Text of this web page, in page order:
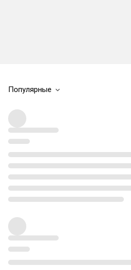
Популярные